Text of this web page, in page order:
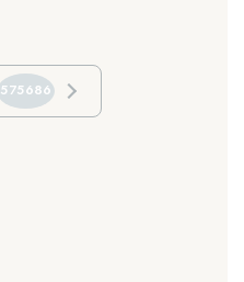
575686